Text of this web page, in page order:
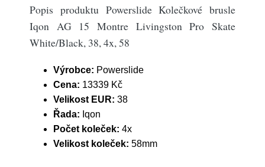
Popis produktu Powerslide Kolečkové brusle
Iqon AG 15 Montre Livingston Pro Skate
White/Black, 38, 4x, 58
Výrobce: Powerslide
Cena: 13339 Kč
Velikost EUR: 38
Řada: Iqon
Počet koleček: 4x
Velikost koleček: 58mm